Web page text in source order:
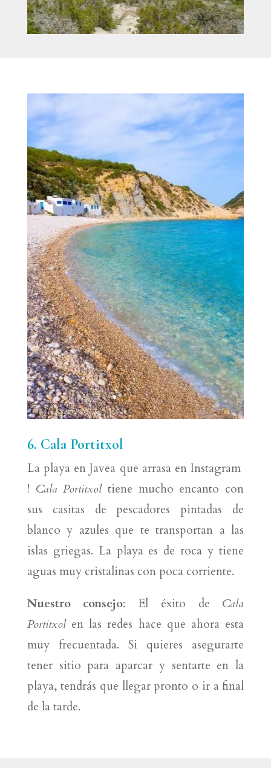
6. Cala Portitxol
La playa en Javea que arrasa en Instagram
! Cala Portitxol tiene mucho encanto con
sus casitas de pescadores pintadas de
blanco y azules que te transportan a las
islas griegas. La playa es de roca y tiene
aguas muy cristalinas con poca corriente.
Nuestro consejo: El éxito de Cala
Portitxol en las redes hace que ahora esta
muy frecuentada. Si quieres asegurarte
tener sitio para aparcar y sentarte en la
playa, tendrás que llegar pronto o ir a final
de la tarde.